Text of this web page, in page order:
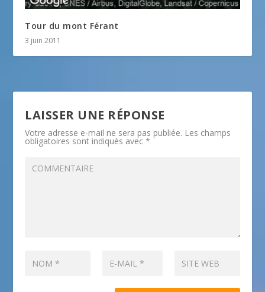
Tour du mont Férant
3 juin 2011
LAISSER UNE RÉPONSE
Votre adresse e-mail ne sera pas publiée. Les champs
obligatoires sont indiqués avec*